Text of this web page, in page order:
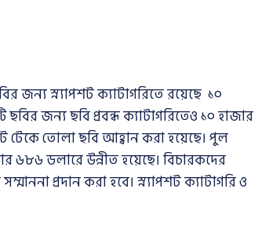
জন্য স্ন্যাপশট ক্যাটাগরিতে রয়েছে ১০
জন্য ছবি প্রবন্ধ ক্যাটাগরিতেও ১০ হাজার
টেকে তোলা ছবি আহ্বান করা হয়েছে। পুল
৬৮৬ ডলারে উন্নীত হয়েছে। বিচারকদের
প্রদান করা হবে। স্ন্যাপশট ক্যাটাগরি ও